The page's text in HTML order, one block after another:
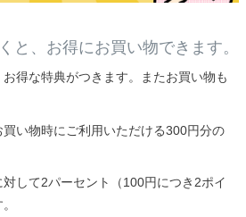
と、お得にお買い物できます。
得な特典がつきます。またお買い物も
い物時にご利用いただける300円分の
して2パーセント（100円につき2ポイ